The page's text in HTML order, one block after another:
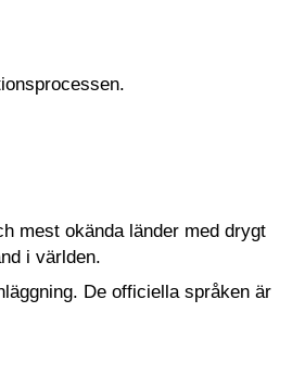
mest okända länder med drygt
i världen.
De officiella språken är